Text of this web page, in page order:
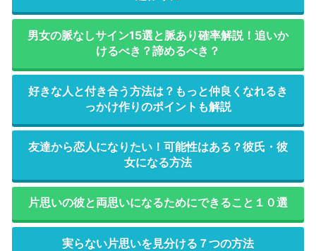
男女の脈なしサイン15選と脈あり確率解説！追いか
けるべき？諦めるべき？
好きな人と付き合う方法は？もっと仲良くなれるき
っかけ作りのポイントも解説
友達から恋人になりたい！可能性はある？彼氏・彼
女になる方法
片思いの彼と両思いになるためにできること１０選
実らない片思いを見分ける７つの方法